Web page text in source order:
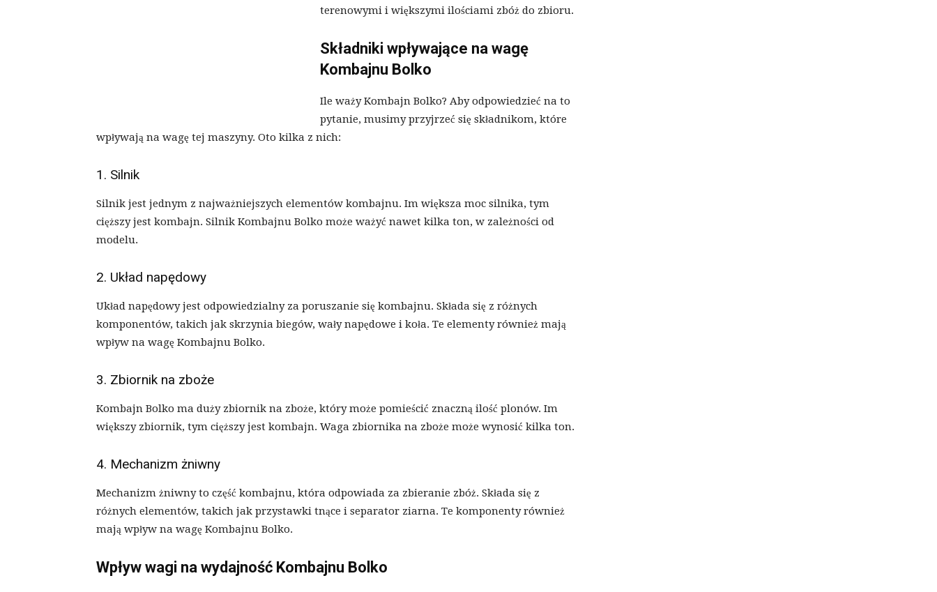
terenowymi i większymi ilościami zbóż do zbioru.
Składniki wpływające na wagę
Kombajnu Bolko
Ile waży Kombajn Bolko? Aby odpowiedzieć na to
pytanie, musimy przyjrzeć się składnikom, które
wpływają na wagę tej maszyny. Oto kilka z nich:
1. Silnik
Silnik jest jednym z najważniejszych elementów kombajnu. Im większa moc silnika, tym
cięższy jest kombajn. Silnik Kombajnu Bolko może ważyć nawet kilka ton, w zależności od
modelu.
2. Układ napędowy
Układ napędowy jest odpowiedzialny za poruszanie się kombajnu. Składa się z różnych
komponentów, takich jak skrzynia biegów, wały napędowe i koła. Te elementy również mają
wpływ na wagę Kombajnu Bolko.
3. Zbiornik na zboże
Kombajn Bolko ma duży zbiornik na zboże, który może pomieścić znaczną ilość plonów. Im
większy zbiornik, tym cięższy jest kombajn. Waga zbiornika na zboże może wynosić kilka ton.
4. Mechanizm żniwny
Mechanizm żniwny to część kombajnu, która odpowiada za zbieranie zbóż. Składa się z
różnych elementów, takich jak przystawki tnące i separator ziarna. Te komponenty również
mają wpływ na wagę Kombajnu Bolko.
Wpływ wagi na wydajność Kombajnu Bolko